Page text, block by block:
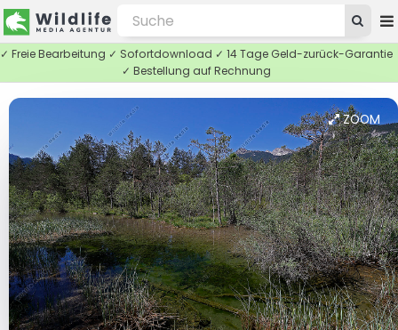
✓ Freie Bearbeitung ✓ Sofortdownload ✓ 14 Tage Geld-zurück-Garantie
✓ Bestellung auf Rechnung
ZOOM